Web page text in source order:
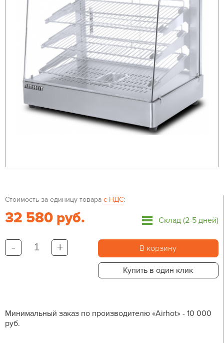
Стоимость за единицу товара с НДС:
32 580 руб. Склад (2-5 дней)
- + В корзину
Купить в один клик
Минимальный заказ по производителю «Airhot» - 10 000
руб.